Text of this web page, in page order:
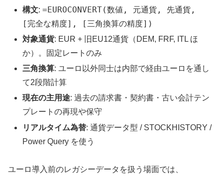
構文:=EUROCONVERT(数値, 元通貨, 先通貨,
[完全な精度], [三角換算の精度])
対象通貨: EUR + 旧EU12通貨（DEM, FRF, ITL ほ
か）。固定レートのみ
三角換算: ユーロ以外同士は内部で経由ユーロを通し
て2段階計算
現在の主用途: 過去の請求書・契約書・古い会計テン
プレートの再現や保守
リアルタイム為替: 通貨データ型 / STOCKHISTORY /
Power Query を使う
ユーロ導入前のレガシーデータを扱う場面では、